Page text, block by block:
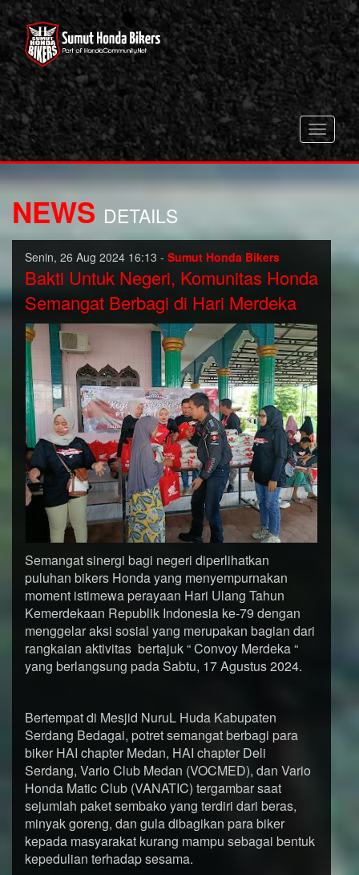
Toggle
NEWS DETAILS
Senin, 26 Aug 2024 16:13 - Sumut Honda Bikers
Bakti Untuk Negeri, Komunitas Honda
Semangat Berbagi di Hari Merdeka
Semangat sinergi bagi negeri diperlihatkan
puluhan bikers Honda yang menyempurnakan
moment istimewa perayaan Hari Ulang Tahun
Kemerdekaan Republik Indonesia ke-79 dengan
menggelar aksi sosial yang merupakan bagian dari
rangkaian aktivitas bertajuk “ Convoy Merdeka “
yang berlangsung pada Sabtu, 17 Agustus 2024.
Bertempat di Mesjid NuruL Huda Kabupaten
Serdang Bedagai, potret semangat berbagi para
biker HAI chapter Medan, HAI chapter Deli
Serdang, Vario Club Medan (VOCMED), dan Vario
Honda Matic Club (VANATIC) tergambar saat
sejumlah paket sembako yang terdiri dari beras,
minyak goreng, dan gula dibagikan para biker
kepada masyarakat kurang mampu sebagai bentuk
kepedulian terhadap sesama.